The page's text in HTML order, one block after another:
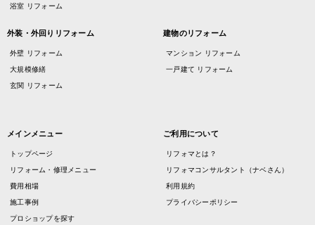
浴室 リフォーム
外装・外回りリフォーム
外壁 リフォーム
大規模修繕
玄関 リフォーム
建物のリフォーム
マンション リフォーム
一戸建て リフォーム
メインメニュー
トップページ
リフォーム・修理メニュー
費用相場
施工事例
プロショップを探す
ご利用について
リフォマとは？
リフォマコンサルタント（ナベさん）
利用規約
プライバシーポリシー